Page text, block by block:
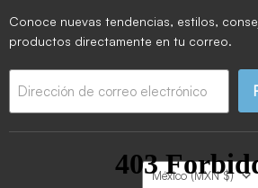
Conoce nuevas tendencias, estilos,
productos directamente en tu correo.
Dirección de correo electrónico
País
México (MXN $)